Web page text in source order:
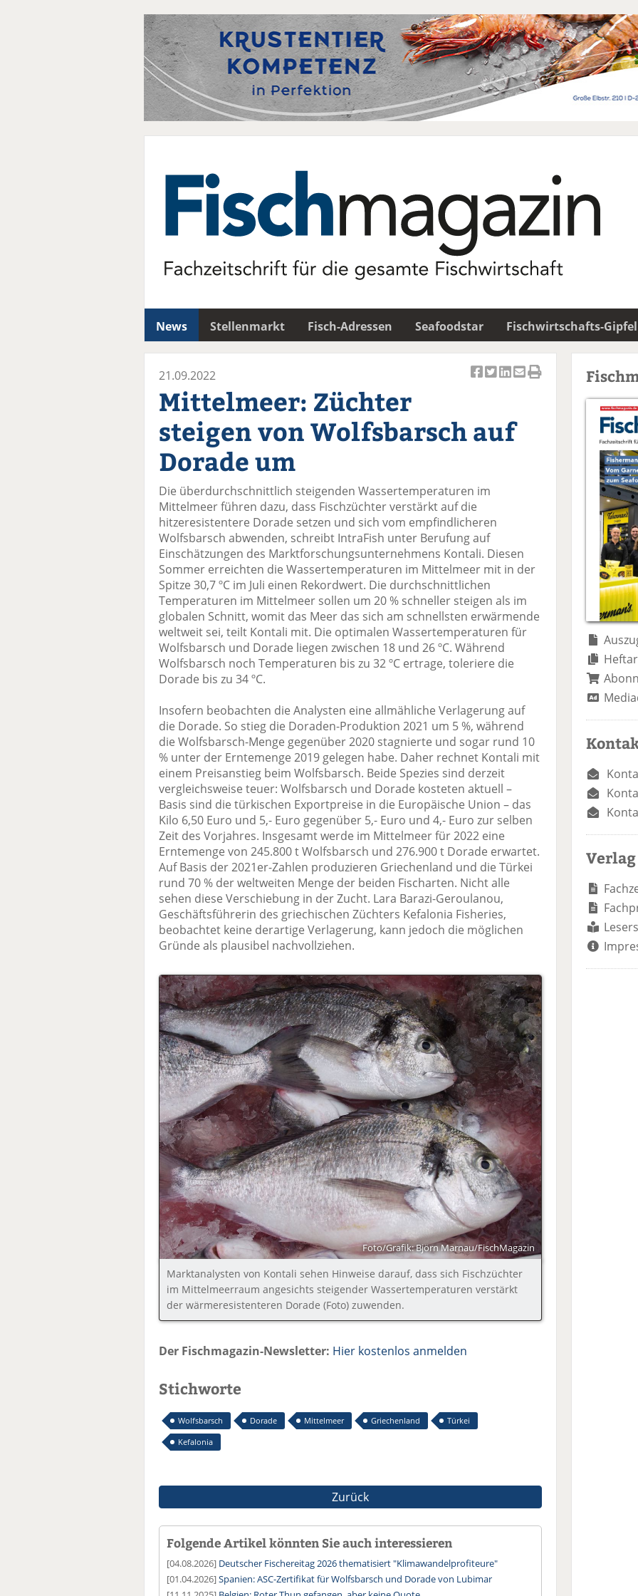
News Stellenmarkt Fisch-Adressen Seafoodstar Fischwirtschafts-Gipfel
el
ac
e
b
o
o
k
te
il
e
n
el
er
el
n
te
il
e
n
k
el
er
se
d
e
n
21.09.2022
Mittelmeer: Züchter
steigen von Wolfsbarsch auf
Dorade um
Die überdurchschnittlich steigenden Wassertemperaturen im
Mittelmeer führen dazu, dass Fischzüchter verstärkt auf die
hitzeresistentere Dorade setzen und sich vom empfindlicheren
Wolfsbarsch abwenden, schreibt IntraFish unter Berufung auf
Einschätzungen des Marktforschungsunternehmens Kontali. Diesen
Sommer erreichten die Wassertemperaturen im Mittelmeer mit in der
Spitze 30,7 ºC im Juli einen Rekordwert. Die durchschnittlichen
Temperaturen im Mittelmeer sollen um 20 % schneller steigen als im
globalen Schnitt, womit das Meer das sich am schnellsten erwärmende
weltweit sei, teilt Kontali mit. Die optimalen Wassertemperaturen für
Wolfsbarsch und Dorade liegen zwischen 18 und 26 ºC. Während
Wolfsbarsch noch Temperaturen bis zu 32 ºC ertrage, toleriere die
Dorade bis zu 34 ºC.
Insofern beobachten die Analysten eine allmähliche Verlagerung auf
die Dorade. So stieg die Doraden-Produktion 2021 um 5 %, während
die Wolfsbarsch-Menge gegenüber 2020 stagnierte und sogar rund 10
% unter der Erntemenge 2019 gelegen habe. Daher rechnet Kontali mit
einem Preisanstieg beim Wolfsbarsch. Beide Spezies sind derzeit
vergleichsweise teuer: Wolfsbarsch und Dorade kosteten aktuell –
Basis sind die türkischen Exportpreise in die Europäische Union – das
Kilo 6,50 Euro und 5,- Euro gegenüber 5,- Euro und 4,- Euro zur selben
Zeit des Vorjahres. Insgesamt werde im Mittelmeer für 2022 eine
Erntemenge von 245.800 t Wolfsbarsch und 276.900 t Dorade erwartet.
Auf Basis der 2021er-Zahlen produzieren Griechenland und die Türkei
rund 70 % der weltweiten Menge der beiden Fischarten. Nicht alle
sehen diese Verschiebung in der Zucht. Lara Barazi-Geroulanou,
Geschäftsführerin des griechischen Züchters Kefalonia Fisheries,
beobachtet keine derartige Verlagerung, kann jedoch die möglichen
Gründe als plausibel nachvollziehen.
Foto/Grafik: Björn Marnau/FischMagazin
Marktanalysten von Kontali sehen Hinweise darauf, dass sich Fischzüchter
im Mittelmeerraum angesichts steigender Wassertemperaturen verstärkt
der wärmeresistenteren Dorade (Foto) zuwenden.
Der Fischmagazin-Newsletter: Hier kostenlos anmelden
Stichworte
Wolfsbarsch Dorade Mittelmeer Griechenland
Türkei
Kefalonia
Zurück
Folgende Artikel könnten Sie auch interessieren
[04.08.2026] Deutscher Fischereitag 2026 thematisiert "Klimawandelprofiteure"
[01.04.2026]Spanien: ASC-Zertifikat für Wolfsbarsch und Dorade von Lubimar
Verlag